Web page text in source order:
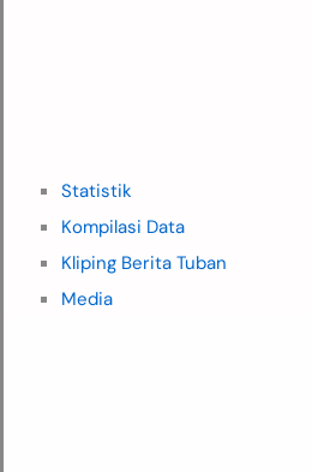
Statistik
Kompilasi Data
Kliping Berita Tuban
Media